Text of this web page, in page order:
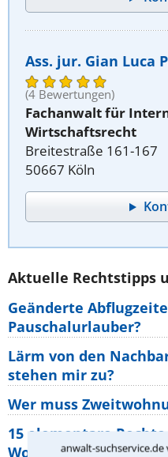
anwalt-
Ass. jur. Gian Luca
(4 Bewertungen)
Fachanwalt für
Wirtschaftsrecht
Breitestraße 161-167
50667 Köln
Aktuelle Rechtstipps
Geänderte
Pauschalurlauber?
Lärm von den
stehen mir zu?
Wer muss
15 elementare